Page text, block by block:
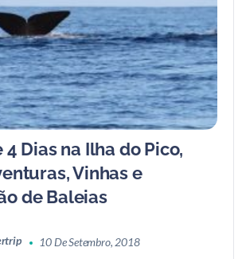
Dias na Ilha do Pico,
Vinhas e
de Baleias
10 De Setembro, 2018